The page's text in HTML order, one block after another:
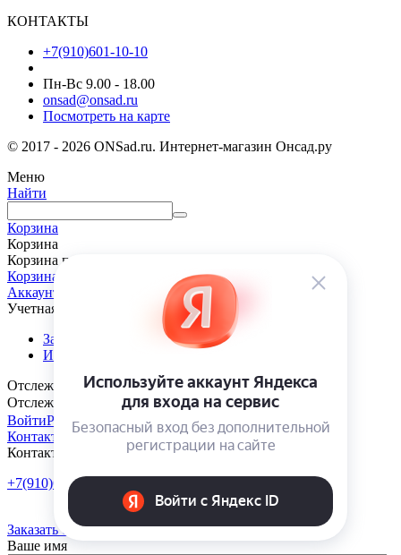
КОНТАКТЫ
+7(910)601-10-10
Пн-Вс 9.00 - 18.00
onsad@onsad.ru
Посмотреть на карте
© 2017 - 2026 ONSad.ru. Интернет-магазин Онсад.ру
Меню
Найти
Корзина
Корзина
Корзина пуста
Корзина
Аккаунт
Учетная запись
Заказы
Избранные товары
Отслеживание заказа
Отслеживание заказа
ВойтиРегистрация
Контакты
Контакты
+7(910)601-10-10
Заказать обратный звонок
Ваше имя